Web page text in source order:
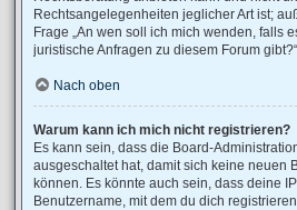
Rechtsangelegenheiten jeglicher Art ist;
Frage „An wen soll ich mich wenden, falls
juristische Anfragen zu diesem Forum
Nach oben
Warum kann ich mich nicht registrieren?
Es kann sein, dass die Board-
ausgeschaltet hat, damit sich keine neuen
können. Es könnte auch sein, dass deine
Benutzername, mit dem du dich